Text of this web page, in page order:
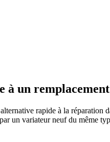
à un
rapide à la
un variateur neuf du même